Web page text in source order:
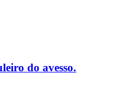
do avesso.